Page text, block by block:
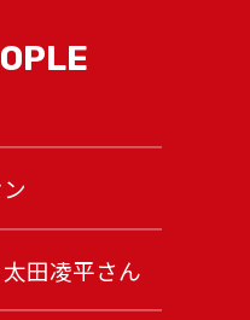
田凌平さん